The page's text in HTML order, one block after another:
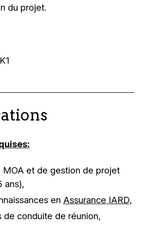
du projet.
MOA et de gestion de projet
ans),
en Assurance IARD,
de conduite de réunion,